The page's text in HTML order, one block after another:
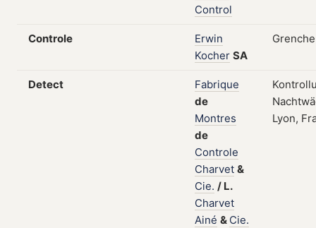
Control
Controle
Erwin
Kocher SA
Detect
Fabrique
de
Montres
de
Controle
Charvet &
Cie. / L.
Charvet
Ainé & Cie.
Lyon,